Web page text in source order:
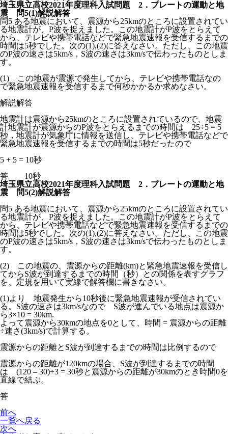
埼玉県立高校2021年度理科入試問題 2．プレートの運動と地
震 問5(1)解説解答
問5 ある地震において、震源から25kmのところに設置されてい
る地震計が、P波を捉えました。この地震計がP波をとらえて
から、テレビや携帯電話などで緊急地震速報を受信するまでの
時間は5秒でした。次の(1),(2)に答えなさい。ただし、この地震
のP波の速さは5km/s，S波の速さは3km/sで伝わったものとしま
す。
(1) この地震が震源で発生してから、テレビや携帯電話なの
で緊急地震速報を受信するまで何秒かかるか求めなさい。
解説解答
地震計は震源から25kmのところに設置されているので、地震
計地震計が震源からのP波をとらえるまでの時間は 25÷5 = 5
秒，地震計が気象庁に情報を送信し、テレビや携帯電話などで
緊急地震速報を受信するまでの時間は5秒だったので
5 + 5 = 10秒
答 10秒
埼玉県立高校2021年度理科入試問題 2．プレートの運動と地
震 問5(2)解説解答
問5 ある地震において、震源から25kmのところに設置されてい
る地震計が、P波を捉えました。この地震計がP波をとらえて
から、テレビや携帯電話などで緊急地震速報を受信するまでの
時間は5秒でした。次の(1),(2)に答えなさい。ただし、この地震
のP波の速さは5km/s，S波の速さは3km/sで伝わったものとしま
す。
(2) この地震の、震源からの距離(km)と緊急地震速報を受信し
てからS波が到達するまでの時間（秒）との関係を表すグラフ
を、定規を用いて実線で解答欄に書きなさい。
(1)より 地震発生から10秒後に緊急地震速報が受信されてい
る。S波の速さは3km/sなので S波が進んでいる地点は震源か
ら3×10 = 30km.
よって震源から30kmの地点を0として、時間 = 震源からの距離
÷速さ(3km/s)で計算する。
震源からの距離とS波が到達するまでの時間は比例するので
震源からの距離が120kmの場合、S波が到達するまでの時間
は (120 – 30)÷3 = 30秒と震源からの距離が30kmのとき時間0を
直線で結ぶ。
答
前へ
一覧へ戻る
次へ